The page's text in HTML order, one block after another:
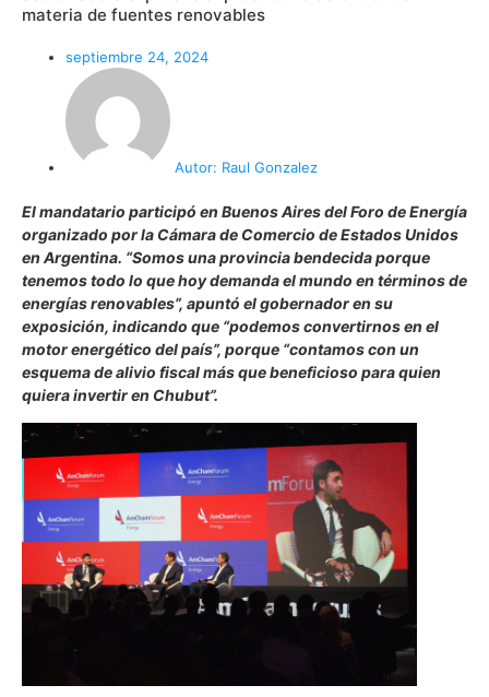
materia de fuentes renovables
septiembre 24, 2024
Autor: Raul Gonzalez
El mandatario participó en Buenos Aires del Foro de Energía
organizado por la Cámara de Comercio de Estados Unidos
en Argentina. “Somos una provincia bendecida porque
tenemos todo lo que hoy demanda el mundo en términos de
energías renovables”, apuntó el gobernador en su
exposición, indicando que “podemos convertirnos en el
motor energético del país”, porque “contamos con un
esquema de alivio fiscal más que beneficioso para quien
quiera invertir en Chubut”.